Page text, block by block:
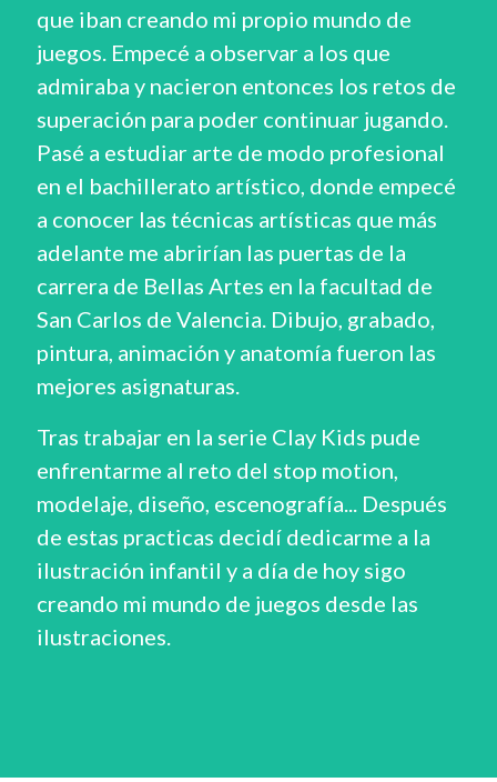
que iban creando mi propio mundo de
juegos. Empecé a observar a los que
admiraba y nacieron entonces los retos de
superación para poder continuar jugando.
Pasé a estudiar arte de modo profesional
en el bachillerato artístico, donde empecé
a conocer las técnicas artísticas que más
adelante me abrirían las puertas de la
carrera de Bellas Artes en la facultad de
San Carlos de Valencia. Dibujo, grabado,
pintura, animación y anatomía fueron las
mejores asignaturas.
Tras trabajar en la serie Clay Kids pude
enfrentarme al reto del stop motion,
modelaje, diseño, escenografía... Después
de estas practicas decidí dedicarme a la
ilustración infantil y a día de hoy sigo
creando mi mundo de juegos desde las
ilustraciones.